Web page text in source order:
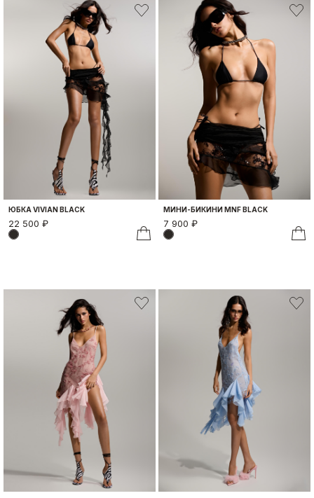
ЮБКА VIVIAN BLACK
22 500 ₽
МИНИ-БИКИНИ MNF BLACK
7 900 ₽